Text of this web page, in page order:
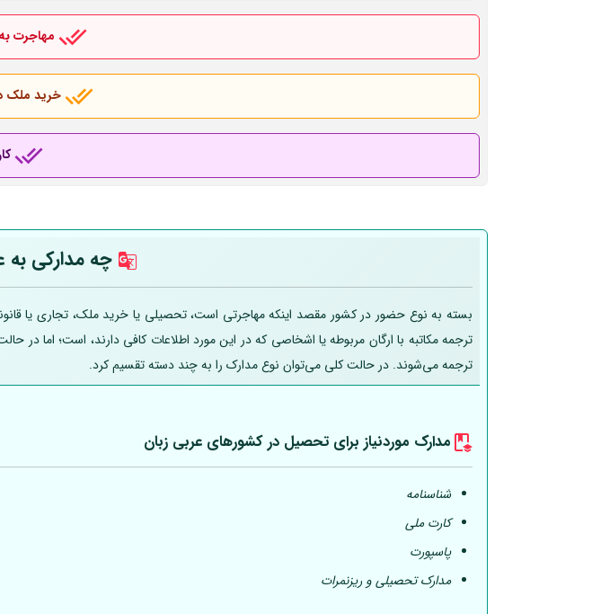
مهاجرت
خرید ملک
چه مدارکی به
بسته به نوع حضور در کشور مقصد اینکه مهاجرتی است، تحصیلی یا خرید ملک، تجاری یا
ترجمه مکاتبه با ارگان مربوطه یا اشخاصی که در این مورد اطلاعات کافی دارند، است؛ اما
ترجمه می‌شوند. در حالت کلی می‌توان نوع مدارک را به چند دسته تقسیم کرد.
مدارک موردنیاز برای تحصیل در کشورهای عربی زبان
شناسنامه
کارت ملی
پاسپورت
مدارک تحصیلی و ریزنمرات